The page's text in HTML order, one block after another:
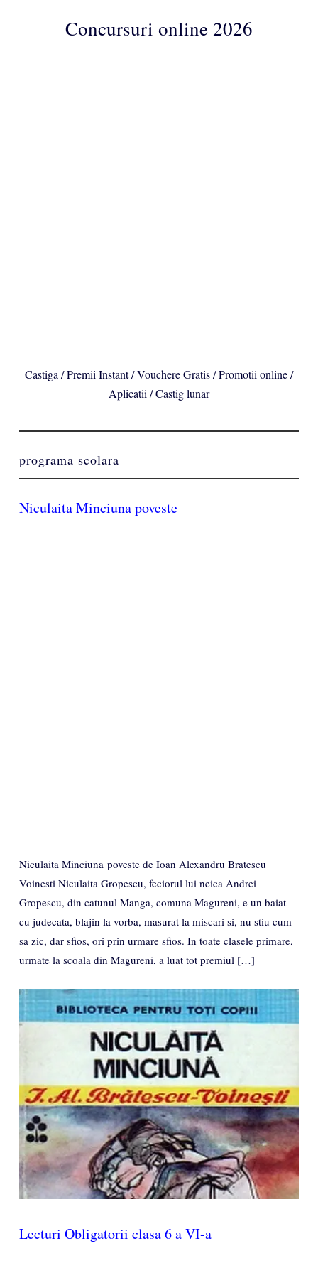
ConcursuriConcursuri online 2026
Castiga / Premii Instant / Vouchere Gratis / Promotii online /
Aplicatii / Castig lunar
programa scolara
Niculaita Minciuna poveste
Niculaita Minciuna poveste de Ioan Alexandru Bratescu
Voinesti Niculaita Gropescu, feciorul lui neica Andrei
Gropescu, din catunul Manga, comuna Magureni, e un baiat
cu judecata, blajin la vorba, masurat la miscari si, nu stiu cum
sa zic, dar sfios, ori prin urmare sfios. In toate clasele primare,
urmate la scoala din Magureni, a luat tot premiul […]
Lecturi Obligatorii clasa 6 a VI-a